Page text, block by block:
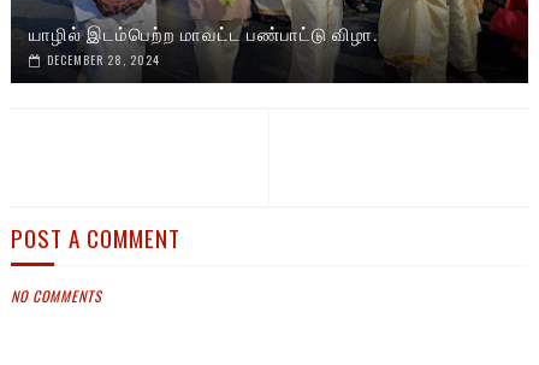
யாழில் இடம்பெற்ற மாவட்ட பண்பாட்டு விழா.
DECEMBER 28, 2024
POST A COMMENT
NO COMMENTS